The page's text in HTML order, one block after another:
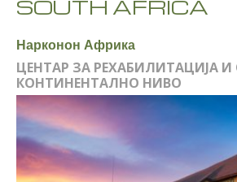
SOUTH AFRICA
Нарконон Африка
ЦЕНТАР ЗА РЕХАБИЛИТАЦИЈА И
КОНТИНЕНТАЛНО НИВО